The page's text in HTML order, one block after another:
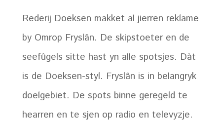
Rederij Doeksen makket al jierren reklame
by Omrop Fryslân. De skipstoeter en de
seefûgels sitte hast yn alle spotsjes. Dàt
is de Doeksen-styl. Fryslân is in belangryk
doelgebiet. De spots binne geregeld te
hearren en te sjen op radio en televyzje.